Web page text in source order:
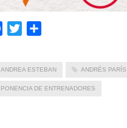
Facebook
Twitter
ANDREA ESTEBAN ANDRÉS PARÍS
PONENCIA DE ENTRENADORES